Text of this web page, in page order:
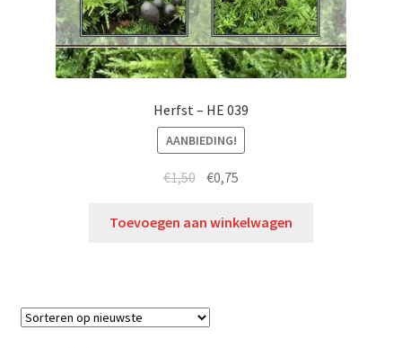
Herfst – HE 039
AANBIEDING!
€1,50 €0,75
Toevoegen aan winkelwagen